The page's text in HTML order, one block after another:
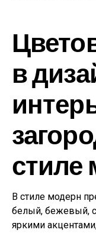
в
стиле
В стиле модерн
белый, бежевый,
яркими